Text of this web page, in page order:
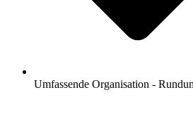
Umfassende Organisation -